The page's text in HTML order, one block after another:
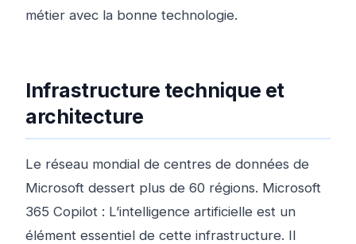
métier avec la bonne technologie.
Infrastructure technique et
architecture
Le réseau mondial de centres de données de
Microsoft dessert plus de 60 régions. Microsoft
365 Copilot : L’intelligence artificielle est un
élément essentiel de cette infrastructure. Il